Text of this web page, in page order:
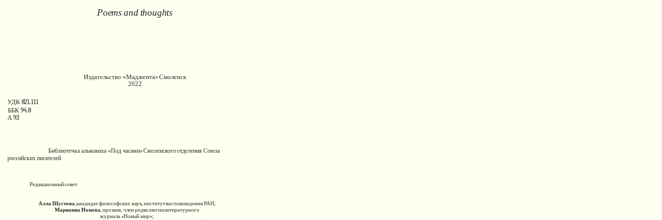
Poemsand thoughts
Издательство «Маджента»Смоленск
2022
УДК 821.111
ББК 94.8
А 93
Библиотечка альманаха «Под часами»Смоленскогоотделения Союза
российских писателей
Редакционныйсовет
АллаШустова,кандидатфилософскихнаук,институтвостоковеденияРАН;
Марианна Ионова, прозаик, член редколлегиилитературного
журнала «Новый мир»;